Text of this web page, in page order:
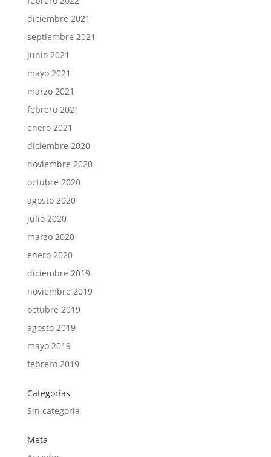
diciembre 2021
septiembre 2021
junio 2021
mayo 2021
marzo 2021
febrero 2021
enero 2021
diciembre 2020
noviembre 2020
octubre 2020
agosto 2020
julio 2020
marzo 2020
enero 2020
diciembre 2019
noviembre 2019
octubre 2019
agosto 2019
mayo 2019
febrero 2019
Categorías
Sin categoría
Meta